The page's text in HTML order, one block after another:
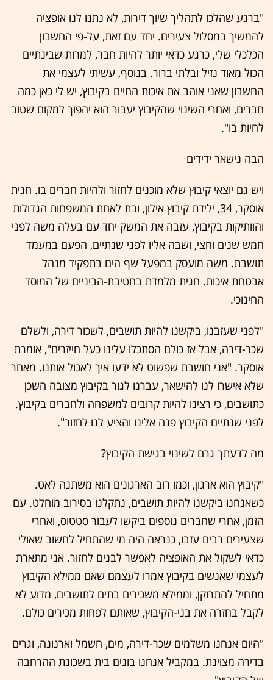
"ברגע שהלכו לתהליך שיוך דירות, לא נתנו לנו אופציה
להמשיך במסלול צעירים. יחד עם זאת, על-פי החשבון
הכלכלי שלי, כרגע כדאי יותר להיות חבר, למרות שבינתיים
הכול מאוד נזיל ובלתי ברור. בנוסף, עשיתי לעצמי את
החשבון שאני אוהב את איכות החיים בקיבוץ, יש לי כאן כמה
חברים, ואחרי השינוי שהקיבוץ יעבור הוא יהפוך למקום שטוב
לחיות בו".
הבה נישאר ידידים
ויש גם יוצאי קיבוץ שלא מוכנים לחזור ולהיות חברים בו. חגית
אוסקר, 34, ילידת קיבוץ אילון, ובת לאחת המשפחות הגדולות
והוותיקות בקיבוץ, עזבה את המשק יחד עם בעלה משה לפני
חמש שנים וחצי, ושבה אליו לפני שנתיים, הפעם במעמד
תושבת. משה מועסק במפעל שף הים בתפקיד מנהל
אבטחת איכות. חגית מלמדת בחטיבת-הביניים של המוסד
החינוכי.
"לפני שעזבנו, ביקשנו להיות תושבים, לשכור דירה, ולשלם
שכר-דירה, אבל אז כולם הסתכלו עלינו כעל חייזרים", אומרת
אוסקר. "אני חושבת שפשוט לא ידעו איך לאכול אותנו. מאחר
שלא אישרו לנו להישאר, עברנו לגור בקיבוץ מצובה השכן
כתושבים, כי רצינו להיות קרובים למשפחה ולחברים בקיבוץ.
לפני שנתיים הקיבוץ פנה אלינו והציע לנו לחזור".
מה לדעתך גרם לשינוי בגישת הקיבוץ?
"קיבוץ הוא ארגון, וכמו רוב הארגונים הוא משתנה לאט.
כשאנחנו ביקשנו להיות תושבים, נתקלנו בסירוב מוחלט. עם
הזמן, אחרי שחברים נוספים ביקשו לעבור סטטוס, ואחרי
שצעירים רבים עזבו, כנראה היה מי שהתחיל לחשוב שאולי
כדאי לשקול את האופציה לאפשר לבנים לחזור. אני מתארת
לעצמי שאנשים בקיבוץ אמרו לעצמם שאם ממילא הקיבוץ
מתחיל להתרוקן, וממילא משכירים בתים לתושבים, מדוע לא
לקבל בחזרה את בני-הקיבוץ, שאותם לפחות מכירים כולם.
"היום אנחנו משלמים שכר-דירה, מים, חשמל וארנונה, וגרים
בדירה מצוינת. במקביל אנחנו בונים בית בשכונת ההרחבה